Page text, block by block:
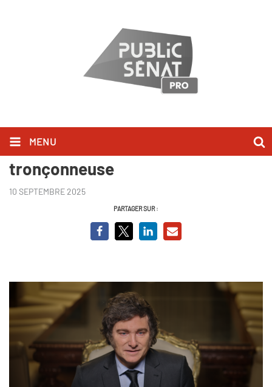
MENU
Javier Milei, le président à la
tronçonneuse
10 SEPTEMBRE 2025
PARTAGER SUR :